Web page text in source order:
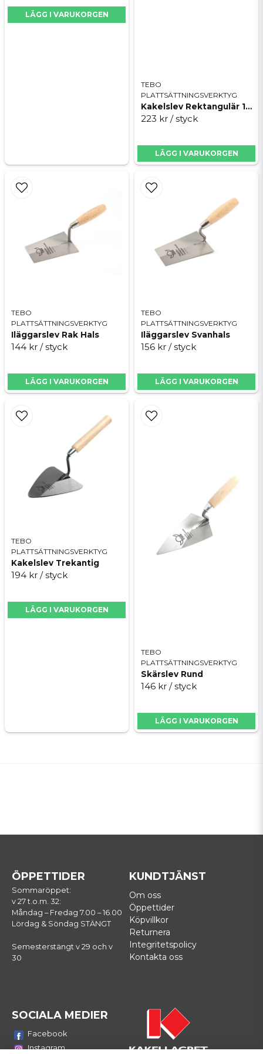
LÄGG I VARUKORGEN
TEBO
PLATTSÄTTNINGSVERKTYG
Kakelslev Rektangulär 160 mm
223 kr / styck
LÄGG I VARUKORGEN
TEBO
PLATTSÄTTNINGSVERKTYG
Iläggarslev Rak Hals
144 kr / styck
LÄGG I VARUKORGEN
TEBO
PLATTSÄTTNINGSVERKTYG
Iläggarslev Svanhals
156 kr / styck
LÄGG I VARUKORGEN
TEBO
PLATTSÄTTNINGSVERKTYG
Kakelslev Trekantig
194 kr / styck
LÄGG I VARUKORGEN
TEBO
PLATTSÄTTNINGSVERKTYG
Skärslev Rund
146 kr / styck
LÄGG I VARUKORGEN
Handtag
Skicka fråga
ÖPPETTIDER
Sommaröppet:
v 27 t.o.m. 32:
Måndag – Fredag 7.00 – 16.00
Lördag & Söndag STÄNGT
Semesterstängt v 29 och v
30
KUNDTJÄNST
Om oss
Öppettider
Köpvillkor
Returnera
Integritetspolicy
Kontakta oss
SOCIALA MEDIER
Facebook
Instagram